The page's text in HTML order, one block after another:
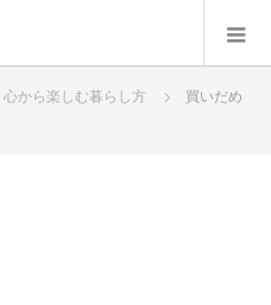
心から楽しむ暮らし方
買いだめ